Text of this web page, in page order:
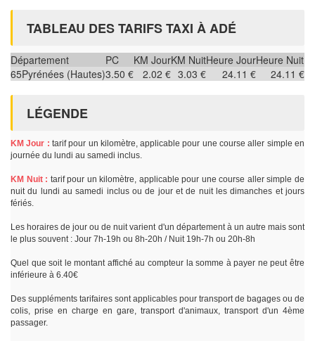
TABLEAU DES TARIFS TAXI À ADÉ
Département PC KM JourKM NuitHeure JourHeure Nuit
65Pyrénées (Hautes)3.50 € 2.02 € 3.03 € 24.11 € 24.11 €
LÉGENDE
KM Jour : tarif pour un kilomètre, applicable pour une course aller simple en
journée du lundi au samedi inclus.
KM Nuit : tarif pour un kilomètre, applicable pour une course aller simple de
nuit du lundi au samedi inclus ou de jour et de nuit les dimanches et jours
fériés.
Les horaires de jour ou de nuit varient d'un département à un autre mais sont
le plus souvent : Jour 7h-19h ou 8h-20h / Nuit 19h-7h ou 20h-8h
Quel que soit le montant affiché au compteur la somme à payer ne peut être
inférieure à 6.40€
Des suppléments tarifaires sont applicables pour transport de bagages ou de
colis, prise en charge en gare, transport d'animaux, transport d'un 4ème
passager.